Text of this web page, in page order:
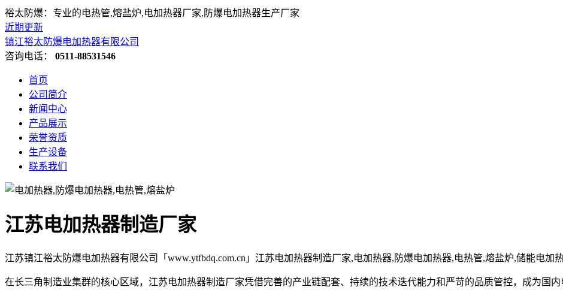
裕太防爆：专业的电热管,熔盐炉,电加热器厂家,防爆电加热器生产厂家
近期更新
镇江裕太防爆电加热器有限公司
咨询电话： 0511-88531546
首页
公司简介
新闻中心
产品展示
荣誉资质
生产设备
联系我们
江苏电加热器制造厂家
江苏镇江裕太防爆电加热器有限公司「www.ytfbdq.com.cn」江苏电加热器制造厂家,电加热器,防爆电加热器,电热管,熔盐炉,储能电加
在长三角制造业集群的核心区域，江苏电加热器制造厂家凭借完善的产业链配套、持续的技术迭代能力和严苛的品质管控，成为国